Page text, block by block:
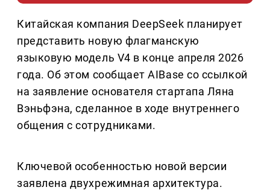
Китайская компания DeepSeek планирует
представить новую флагманскую
языковую модель V4 в конце апреля 2026
года. Об этом сообщает AIBase со ссылкой
на заявление основателя стартапа Ляна
Вэньфэна, сделанное в ходе внутреннего
общения с сотрудниками.
Ключевой особенностью новой версии
заявлена двухрежимная архитектура.